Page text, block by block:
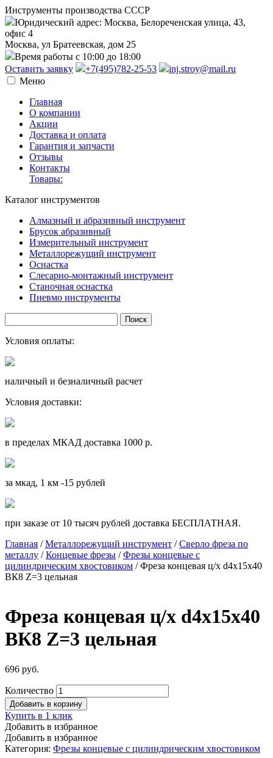
Инструменты производства СССР
Юридический адрес: Москва, Белореченская улица, 43,
офис 4
Москва, ул Братеевская, дом 25
Время работы с 10:00 до 18:00
Оставить заявку
+7(495)782-25-53
inj.stroy@mail.ru
Меню
Главная
О компании
Акции
Доставка и оплата
Гарантия и запчасти
Отзывы
Контакты
Товары:
Каталог инструментов
Алмазный и абразивный инструмент
Брусок абразивный
Измерительный инструмент
Металлорежущий инструмент
Оснастка
Слесарно-монтажный инструмент
Станочная оснастка
Пневмо инструменты
Условия оплаты:
наличный и безналичный расчет
Условия доставки:
в пределах МКАД доставка 1000 р.
за мкад, 1 км -15 рублей
при заказе от 10 тысяч рублей доставка БЕСПЛАТНАЯ.
Главная /Металлорежущий инструмент /Сверло фреза по
металлу /Концевые фрезы /Фрезы концевые с
цилиндрическим хвостовиком / Фреза концевая ц/х d4х15х40
ВК8 Z=3 цельная
Фреза концевая ц/х d4х15х40
ВК8 Z=3 цельная
696 руб.
Количество
Добавить в корзину
Купить в 1 клик
Добавить в избранное
Добавить в избранное
Категория: Фрезы концевые с цилиндрическим хвостовиком